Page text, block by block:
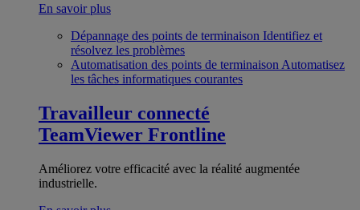
En savoir plus
Dépannage des points de terminaison Identifiez et
résolvez les problèmes
Automatisation des points de terminaison Automatisez
les tâches informatiques courantes
Travailleur connecté
TeamViewer Frontline
Améliorez votre efficacité avec la réalité augmentée
industrielle.